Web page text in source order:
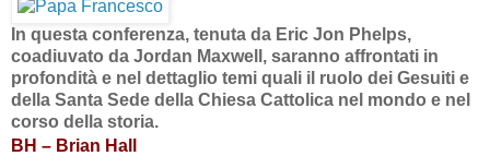
In questa conferenza, tenuta da Eric Jon Phelps,
coadiuvato da Jordan Maxwell, saranno affrontati in
profondità e nel dettaglio temi quali il ruolo dei Gesuiti e
della Santa Sede della Chiesa Cattolica nel mondo e nel
corso della storia.
BH – Brian Hall